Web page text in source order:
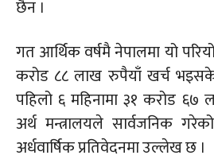
छैन ।
गत आर्थिक वर्षमै नेपालमा यो
करोड ८८ लाख रुपैयाँ खर्च
पहिलो ६ महिनामा ३१ करोड
अर्थ मन्त्रालयले सार्वजनिक
अर्धवार्षिक प्रतिवेदनमा उल्लेख छ ।